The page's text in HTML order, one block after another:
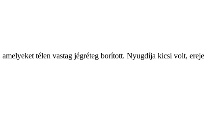
télen vastag jégréteg borított. Nyugdíja kicsi volt, ereje